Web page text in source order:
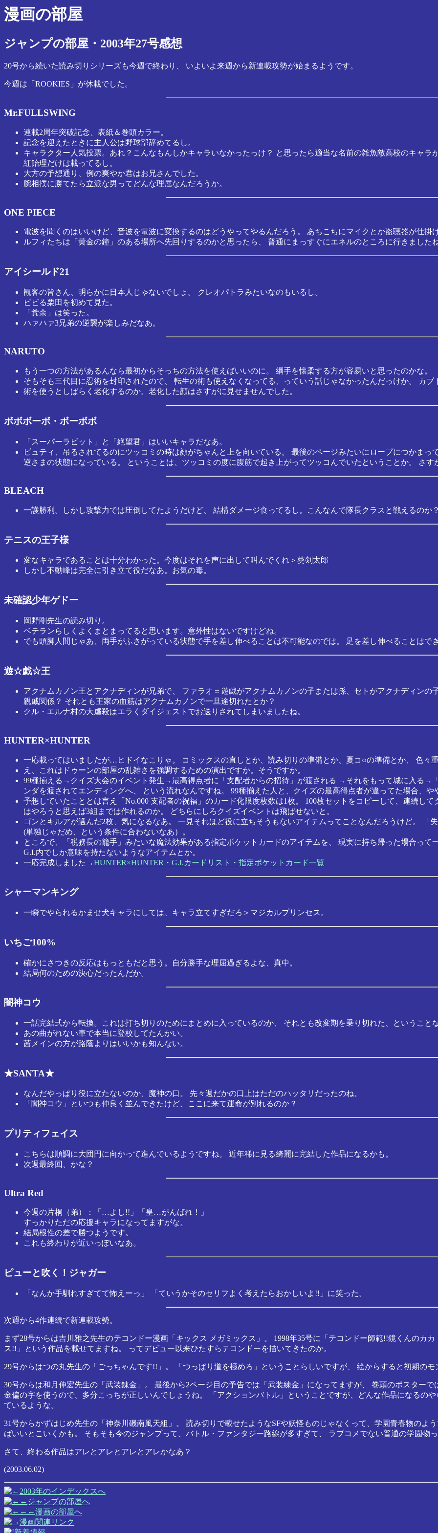
漫画の部屋
ジャンプの部屋・2003年27号感想
20号から続いた読み切りシリーズも今週で終わり、 いよいよ来週から新連載攻勢が始まるようです。
今週は「ROOKIES」が休載でした。
Mr.FULLSWING
連載2周年突破記念、表紙＆巻頭カラー。
記念を迎えたときに主人公は野球部辞めてるし。
キャラクター人気投票。あれ？こんなもんしかキャラいなかったっけ？ と思ったら適当な名前の雑魚敵高校のキャラ
紅飴理だけは載ってるし。
大方の予想通り、例の爽やか君はお兄さんでした。
腕相撲に勝てたら立派な男ってどんな理屈なんだろうか。
ONE PIECE
電波を聞くのはいいけど、音波を電波に変換するのはどうやってやるんだろう。 あちこちにマイクとか盗聴器が仕掛
ルフィたちは「黄金の鐘」のある場所へ先回りするのかと思ったら、 普通にまっすぐにエネルのところに行きました
アイシールド21
観客の皆さん、明らかに日本人じゃないでしょ。 クレオパトラみたいなのもいるし。
ビビる栗田を初めて見た。
「糞余」は笑った。
ハァハァ3兄弟の逆襲が楽しみだなあ。
NARUTO
もう一つの方法があるんなら最初からそっちの方法を使えばいいのに。 綱手を懐柔する方が容易いと思ったのかな。
そもそも三代目に忍術を封印されたので、 転生の術も使えなくなってる、っていう話じゃなかったんだっけか。 カブ
術を使うとしばらく老化するのか。老化した顔はさすがに見せませんでした。
ボボボーボ・ボーボボ
「スーパーラビット」と「絶望君」はいいキャラだなあ。
ビュティ、吊るされてるのにツッコミの時は顔がちゃんと上を向いている。 最後のページみたいにロープにつかま
逆さまの状態になっている。 ということは、ツッコミの度に腹筋で起き上がってツッコんでいたということか。 さす
BLEACH
一護勝利。しかし攻撃力では圧倒してたようだけど、 結構ダメージ食ってるし。こんなんで隊長クラスと戦えるのか？
テニスの王子様
変なキャラであることは十分わかった。今度はそれを声に出して叫んでくれ＞葵剣太郎
しかし不動峰は完全に引き立て役だなあ。お気の毒。
未確認少年ゲドー
岡野剛先生の読み切り。
ベテランらしくよくまとまってると思います。意外性はないですけどね。
でも頭脚人間じゃあ、両手がふさがっている状態で手を差し伸べることは不可能なのでは。 足を差し伸べることはでき
遊☆戯☆王
アクナムカノン王とアクナディンが兄弟で、 ファラオ＝遊戯がアクナムカノンの子または孫、セトがアクナディン
親戚関係？ それとも王家の血筋はアクナムカノンで一旦途切れたとか？
クル・エルナ村の大虐殺はエラくダイジェストでお送りされてしまいましたね。
HUNTER×HUNTER
一応載ってはいましたが…ヒドイなこりゃ。 コミックスの直しとか、読み切りの準備とか、夏コ○の準備とか、 色々
え、これはドゥーンの部屋の乱雑さを強調するための演出ですか。そうですか。
99種揃える→クイズ大会のイベント発生→最高得点者に「支配者からの招待」が渡される →それをもって城に入る→
ンダを渡されてエンディングへ、 という流れなんですね。 99種揃えた人と、クイズの最高得点者が違ってた場合、や
予想していたこととは言え「No.000 支配者の祝福」のカード化限度枚数は1枚。 100枚セットをコピーして、連続し
はやろうと思えば3組までは作れるのか。 どちらにしろクイズイベントは飛ばせないと。
ゴンとキルアが選んだ2枚、気になるなあ。 一見それほど役に立ちそうもないアイテムってことなんだろうけど。 「
(単独じゃだめ、という条件に合わないなあ）。
ところで、「税務長の籠手」みたいな魔法効果がある指定ポケットカードのアイテムを、 現実に持ち帰った場合って
G.I.内でしか意味を持たないようなアイテムとか。
一応完成しました→HUNTER×HUNTER・G.I.カードリスト・指定ポケットカード一覧
シャーマンキング
一瞬でやられるかませ犬キャラにしては、キャラ立てすぎだろ＞マジカルプリンセス。
いちご100%
確かにさつきの反応はもっともだと思う。自分勝手な理屈過ぎるよな、真中。
結局何のための決心だったんだか。
闇神コウ
一話完結式から転換。これは打ち切りのためにまとめに入っているのか、 それとも改変期を乗り切れた、ということ
あの曲がれない車で本当に登校してたんかい。
茜メインの方が路蔭よりはいいかも知んない。
★SANTA★
なんだやっぱり役に立たないのか、魔神の口。 先々週だかの口上はただのハッタリだったのね。
「闇神コウ」といつも仲良く並んできたけど、ここに来て運命が別れるのか？
プリティフェイス
こちらは順調に大団円に向かって進んでいるようですね。 近年稀に見る綺麗に完結した作品になるかも。
次週最終回、かな？
Ultra Red
今週の片桐（弟）：「…よし!!」「皇…がんばれ！」
すっかりただの応援キャラになってますがな。
結局根性の差で勝つようです。
これも終わりが近いっぽいなあ。
ピューと吹く！ジャガー
「なんか手馴れすぎてて怖えーっ」 「ていうかそのセリフよく考えたらおかしいよ!!」に笑った。
次週から4作連続で新連載攻勢。
まず28号からは吉川雅之先生のテコンドー漫画「キックス メガミックス」。 1998年35号に「テコンドー師範!!鏡くんのカ
ス!!」という作品を載せてますね。 ってデビュー以来ひたすらテコンドーを描いてきたのか。
29号からはつの丸先生の「ごっちゃんです!!」。 「つっぱり道を極めろ」ということらしいですが、 絵からすると初期のモ
30号からは和月伸宏先生の「武装錬金」。 最後から2ページ目の予告では「武装練金」になってますが、 巻頭のポスター
金偏の字を使うので、多分こっちが正しいんでしょうね。 「アクションバトル」ということですが、どんな作品になるの
ているような。
31号からかずはじめ先生の「神奈川磯南風天組」。 読み切りで載せたようなSFや妖怪ものじゃなくって、学園青春物のよ
ばいいとこいくかも。 そもそも今のジャンプって、バトル・ファンタジー路線が多すぎて、 ラブコメでない普通の学園物
さて、終わる作品はアレとアレとアレとアレかなあ？
(2003.06.02)
2003年のインデックスへ
ジャンプの部屋へ
漫画の部屋へ
漫画関連リンク